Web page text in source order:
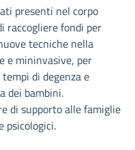
presenti nel corpo
raccogliere fondi per
tecniche nella
e mininvasive, per
di degenza e
dei bambini.
di supporto alle famiglie
psicologici.